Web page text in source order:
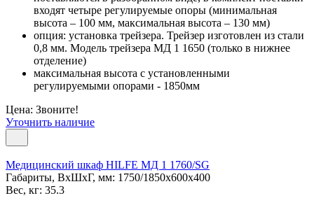
входят четыре регулируемые опоры (минимальная
высота – 100 мм, максимальная высота – 130 мм)
опция: установка трейзера. Трейзер изготовлен из стали
0,8 мм. Модель трейзера МД 1 1650 (только в нижнее
отделение)
максимальная высота с установленными
регулируемыми опорами - 1850мм
Цена: Звоните!
Уточнить наличие
Медицинский шкаф HILFE МД 1 1760/SG
Габариты, ВxШxГ, мм: 1750/1850x600x400
Вес, кг: 35.3